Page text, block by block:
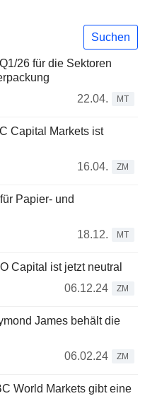
Suchen
26 für die Sektoren
22.04.
MT
Capital Markets ist
16.04.
ZM
Papier- und
18.12.
MT
Capital ist jetzt neutral
06.12.24
ZM
James behält die
06.02.24
ZM
World Markets gibt eine